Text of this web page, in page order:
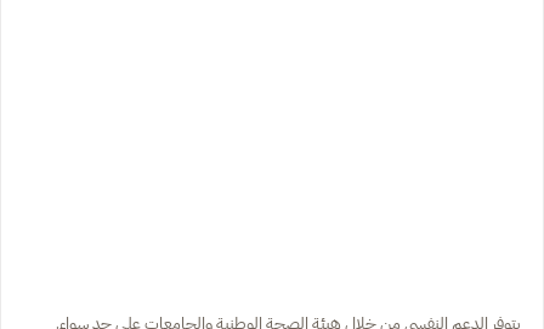
يتوفر الدعم النفسي من خلال هيئة الصحة الوطنية والجامعات على حد سواء.